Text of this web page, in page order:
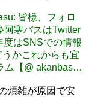
皆様、フォロ
阿寒バスはTwitter
度はSNSでの情報
かこれからも宜
ム【@ akanbas…
煩雑が原因で安